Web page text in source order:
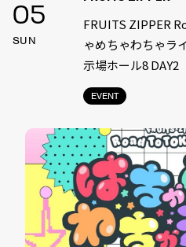
05
SUN
EVENT
FRUITS ZIPPER
ゃめちゃわちゃラ
示場ホール8 DAY2